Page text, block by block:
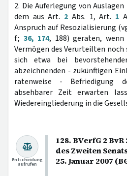
2. Die Auferlegung von
dem aus Art. 2 Abs. 1, Art. 1
Anspruch auf Resozialisierung
f.; 36, 174, 188) geraten, wenn
Vermögen des Verurteilten
sich etwa bei
abzeichnenden - zukünftigen
ratenweise - Befriedigung
absehbarer Zeit erwarten
Wiedereingliederung in die
128. BVerfG 2
des Zweiten
25. Januar 2007
Entscheidung
aufrufen